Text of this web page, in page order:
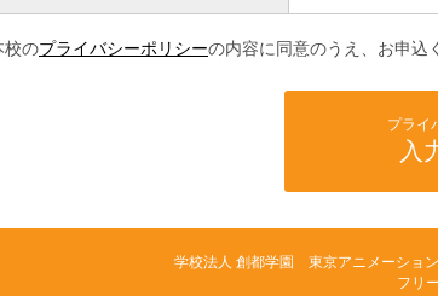
校のプライバシーポリシーの内容に同意のうえ、お申込
プライ
入
学校法人 創都学園 東京アニメーショ
フリ